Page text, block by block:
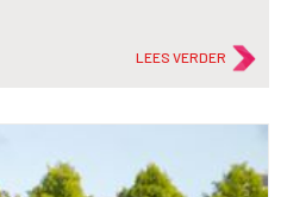
LEES VERDER